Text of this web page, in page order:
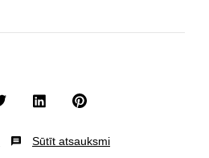
Sūtīt atsauksmi